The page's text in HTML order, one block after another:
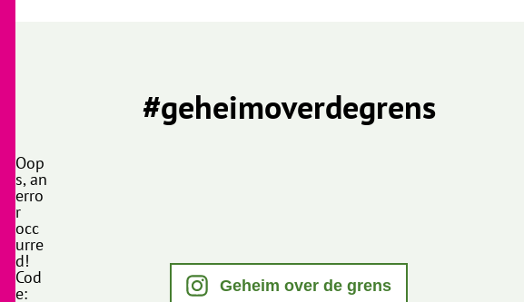
#geheimoverdegrens
Oop
s, an
erro
r
occ
urre
d!
Cod
e: Geheim over de grens